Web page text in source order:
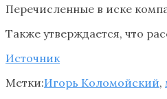
Перечисленные в иске
Также утверждается, что
Источник
Метки:Игорь Коломойский,